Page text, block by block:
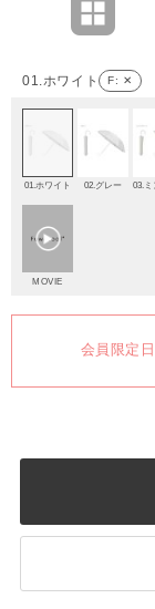
01.ホワイト F: ✕
01.ホワイト 02.グレー
MOVIE
会員限定